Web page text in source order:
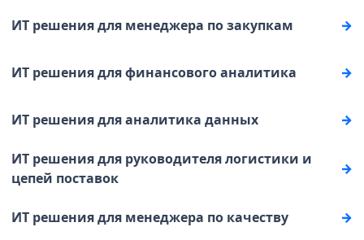
ИТ решения для менеджера по закупкам
ИТ решения для финансового аналитика
ИТ решения для аналитика данных
ИТ решения для руководителя логистики и
цепей поставок
ИТ решения для менеджера по качеству